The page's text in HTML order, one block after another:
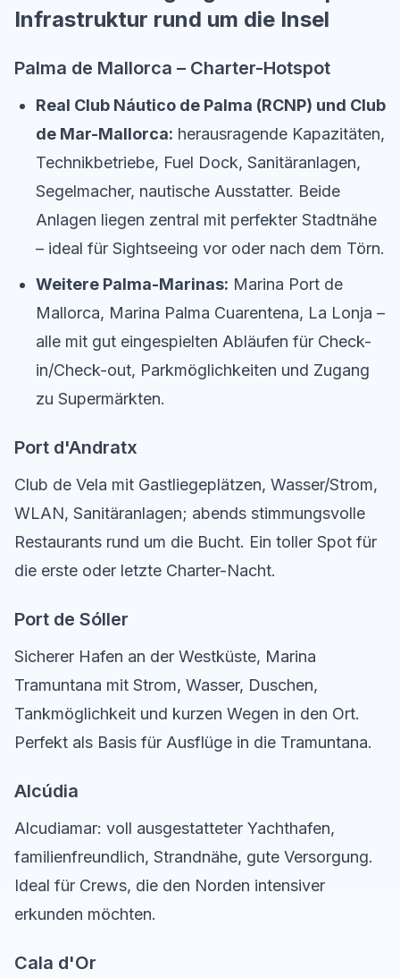
Infrastruktur rund um die Insel
Palma de Mallorca – Charter-Hotspot
Real Club Náutico de Palma (RCNP) und Club
de Mar-Mallorca: herausragende Kapazitäten,
Technikbetriebe, Fuel Dock, Sanitäranlagen,
Segelmacher, nautische Ausstatter. Beide
Anlagen liegen zentral mit perfekter Stadtnähe
– ideal für Sightseeing vor oder nach dem Törn.
Weitere Palma-Marinas: Marina Port de
Mallorca, Marina Palma Cuarentena, La Lonja –
alle mit gut eingespielten Abläufen für Check-
in/Check-out, Parkmöglichkeiten und Zugang
zu Supermärkten.
Port d'Andratx
Club de Vela mit Gastliegeplätzen, Wasser/Strom,
WLAN, Sanitäranlagen; abends stimmungsvolle
Restaurants rund um die Bucht. Ein toller Spot für
die erste oder letzte Charter-Nacht.
Port de Sóller
Sicherer Hafen an der Westküste, Marina
Tramuntana mit Strom, Wasser, Duschen,
Tankmöglichkeit und kurzen Wegen in den Ort.
Perfekt als Basis für Ausflüge in die Tramuntana.
Alcúdia
Alcudiamar: voll ausgestatteter Yachthafen,
familienfreundlich, Strandnähe, gute Versorgung.
Ideal für Crews, die den Norden intensiver
erkunden möchten.
Cala d'Or